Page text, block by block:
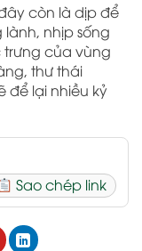
còn là dịp để
nhịp sống
của vùng
thư thái
để lại nhiều kỷ
Sao chép link